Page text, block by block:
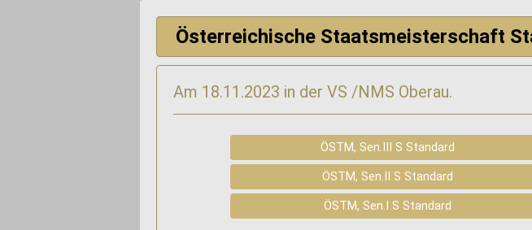
Österreichische Staatsmeisterschaft
Am 18.11.2023 in der VS /NMS Oberau.
ÖSTM, Sen.III S Standard
ÖSTM, Sen.II S Standard
ÖSTM, Sen.I S Standard